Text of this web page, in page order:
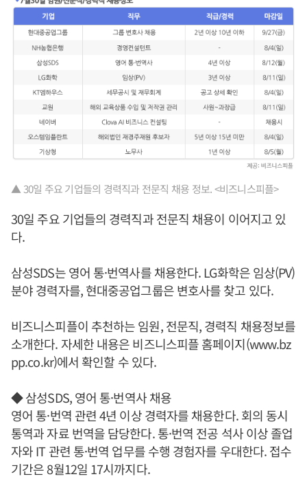
▲ 30일 주요 기업들의 경력직과 전문직 채용 정보. <비즈니스피플>
30일 주요 기업들의 경력직과 전문직 채용이 이어지고 있
다.
삼성SDS는 영어 통·번역사를 채용한다. LG화학은 임상(PV)
분야 경력자를, 현대중공업그룹은 변호사를 찾고 있다.
비즈니스피플이 추천하는 임원, 전문직, 경력직 채용정보를
소개한다. 자세한 내용은 비즈니스피플 홈페이지(www.bz
pp.co.kr)에서 확인할 수 있다.
◆ 삼성SDS, 영어 통·번역사 채용
영어 통·번역 관련 4년 이상 경력자를 채용한다. 회의 동시
통역과 자료 번역을 담당한다. 통·번역 전공 석사 이상 졸업
자와 IT 관련 통·번역 업무를 수행 경험자를 우대한다. 접수
기간은 8월12일 17시까지다.